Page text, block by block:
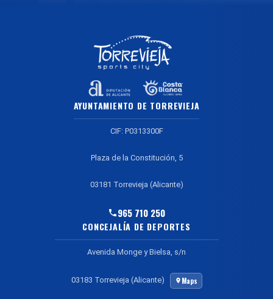
AYUNTAMIENTO DE TORREVIEJA
CIF: P0313300F
Plaza de la Constitución, 5
03181 Torrevieja (Alicante)
965 710 250
CONCEJALÍA DE DEPORTES
Avenida Monge y Bielsa, s/n
03183 Torrevieja (Alicante) Maps